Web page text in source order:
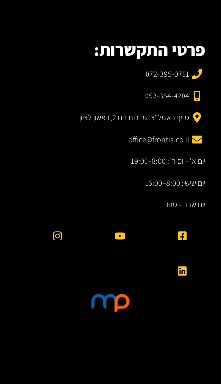
פרטי התקשרות:
072-395-0751
053-354-4204
סניף ראשל"צ: שדרות נים 2, ראשון לציון
office@frontis.co.il
יום א' - יום ה': 8:00–19:00
יום שישי: 8:00–15:00
יום שבת - סגור